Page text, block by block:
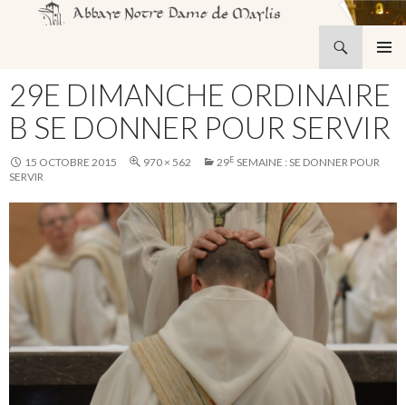
AU
CONTENU
29E DIMANCHE ORDINAIRE
B SE DONNER POUR SERVIR
15 OCTOBRE 2015 970 × 562 29E SEMAINE : SE DONNER POUR
SERVIR